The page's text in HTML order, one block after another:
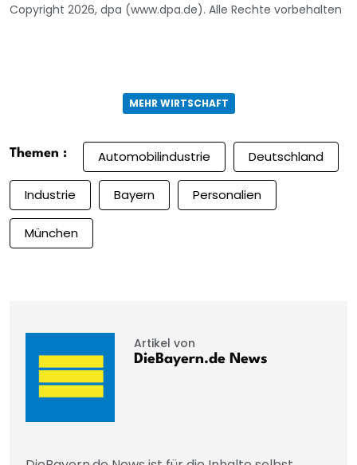
Copyright 2026, dpa (www.dpa.de). Alle Rechte vorbehalten
MEHR WIRTSCHAFT
Themen : Automobilindustrie Deutschland
Industrie Bayern Personalien
München
Artikel von
DieBayern.de News